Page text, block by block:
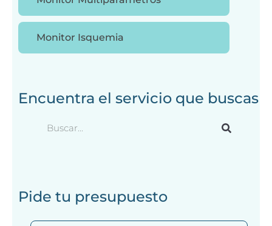
Monitor Isquemia
Encuentra el servicio que buscas
r
Pide tu presupuesto